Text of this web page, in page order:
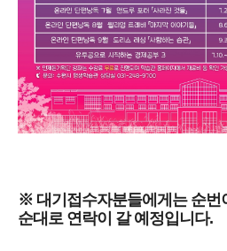
※ 대기접수자분들에게는 순번
순대로 연락이 갈 예정입니다.